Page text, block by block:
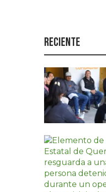
Reciente